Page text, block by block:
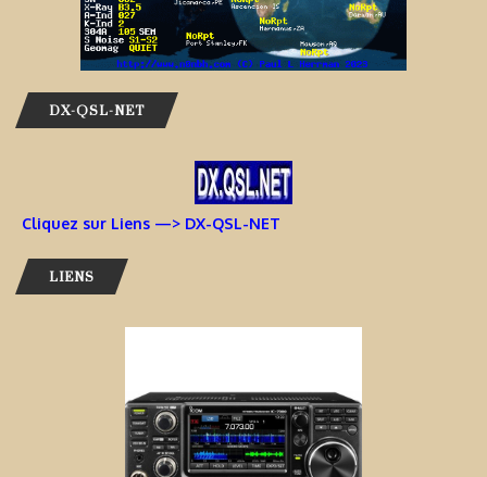
DX-QSL-NET
Cliquez sur Liens —> DX-QSL-NET
LIENS